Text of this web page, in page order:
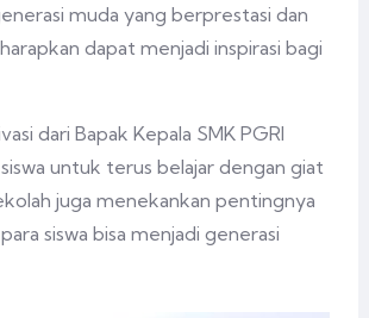
muda yang berprestasi dan
dapat menjadi inspirasi bagi
dari Bapak Kepala SMK PGRI
untuk terus belajar dengan giat
juga menekankan pentingnya
siswa bisa menjadi generasi